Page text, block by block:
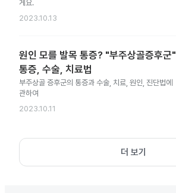
게요.
2023.10.13
원인 모를 발목 통증? "부주상골증후군"
통증, 수술, 치료법
부주상골 증후군의 통증과 수술, 치료, 원인, 진단법에
관하여
2023.10.11
더 보기